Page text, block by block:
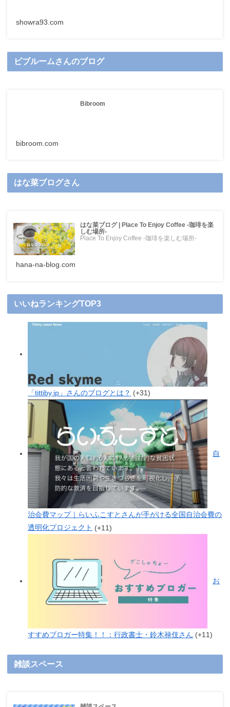
showra93.com
ビブルームさんのブログ
Bibroom
bibroom.com
はな菜ブログさん
はな菜ブログ | Place To Enjoy Coffee -珈琲を楽
しむ場所-
Place To Enjoy Coffee -珈琲を楽しむ場所-
hana-na-blog.com
いいねランキングTOP3
「tittiby.jp」さんのブログとは？ +31
自
治会費マップ｜らいふこすとさんが手がける全国自治会費の
透明化プロジェクト
+11
お
すすめブロガー特集！！：行政書士・鈴木禄伎さん +11
雑談スペース